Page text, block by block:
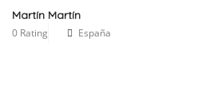
Martín Martín
0 Rating España